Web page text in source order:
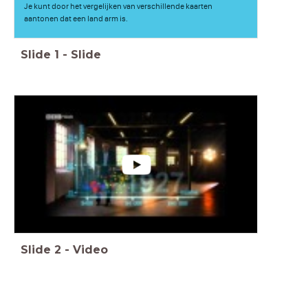
Je kunt door het vergelijken van verschillende kaarten
aantonen dat een land arm is.
Slide 1 - Slide
Slide 2 - Video